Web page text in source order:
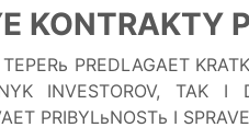
KONTRAKTY
PREDLAGAET
INVESTOROV, TAK
PRIBYLьNOSTь I